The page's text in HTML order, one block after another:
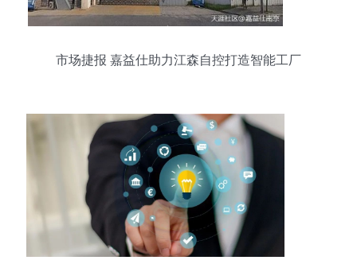
市场捷报 嘉益仕助力江森自控打造智能工厂